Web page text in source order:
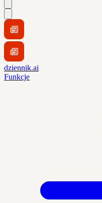
dziennik.ai
Funkcje